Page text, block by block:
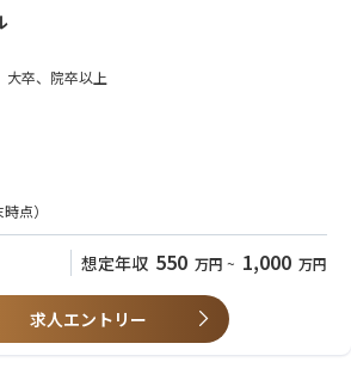
と担当医の選定
き業務（初回・変更・終了）全般
例スクリーニング状況の確認等の症例管理
づいたサイトマネジメントコール
ップ
内容の確認、医療機関のスタッフへの説明会の
数の進捗管理、症例報告書の回収・点検、症例報
成
業
大卒、院卒以上
る企業治験の施設選定から終了手続きまでの一
輩育成の経験がある方
ル、ネゴシエーションスキル、コーディネーショ
大卒、院卒以上
点）
想定年収 550 万円 ~ 1,000 万円
求人エントリー